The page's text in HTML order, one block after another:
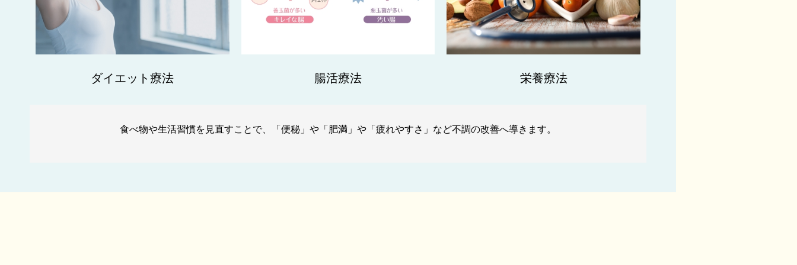
ダイエット療法 腸活療法 栄養療法
食べ物や生活習慣を見直すことで、「便秘」や「肥満」や「疲れやすさ」など不調の改善へ導きます。